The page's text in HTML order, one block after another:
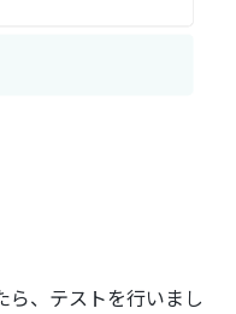
ら、テストを行いまし